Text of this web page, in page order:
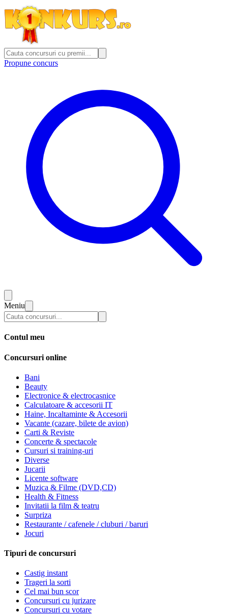
Propune concurs
Meniu
Contul meu
Concursuri online
Bani
Beauty
Electronice & electrocasnice
Calculatoare & accesorii IT
Haine, Incaltaminte & Accesorii
Vacante (cazare, bilete de avion)
Carti & Reviste
Concerte & spectacole
Cursuri si training-uri
Diverse
Jucarii
Licente software
Muzica & Filme (DVD,CD)
Health & Fitness
Invitatii la film & teatru
Surpriza
Restaurante / cafenele / cluburi / baruri
Jocuri
Tipuri de concursuri
Castig instant
Trageri la sorti
Cel mai bun scor
Concursuri cu jurizare
Concursuri cu votare